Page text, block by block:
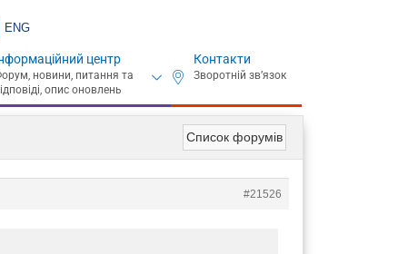
ENG
центр Контакти
Список форумів
#21526